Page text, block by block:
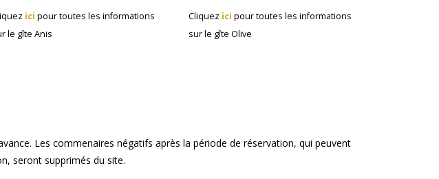
ici pour toutes les informations
le gîte Anis
Cliquez ici pour toutes les informations
surle gîte Olive
Les commenaires négatifs après la période de réservation, qui peuvent
seront supprimés du site.